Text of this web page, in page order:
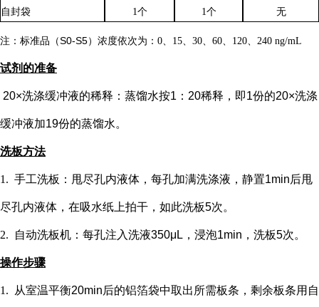
自封袋 1个 1个 无
注：标准品（S0-S5）浓度依次为： 0、15、30、60、120、240 ng/mL
试剂的准备
20×洗涤缓冲液的稀释：蒸馏水按1：20稀释，即1份的20×洗涤
缓冲液加19份的蒸馏水。
洗板方法
1. 手工洗板：甩尽孔内液体，每孔加满洗涤液，静置1min后甩
尽孔内液体，在吸水纸上拍干，如此洗板5次。
2. 自动洗板机：每孔注入洗液350μL，浸泡1min，洗板5次。
操作步骤
1. 从室温平衡20min后的铝箔袋中取出所需板条，剩余板条用自